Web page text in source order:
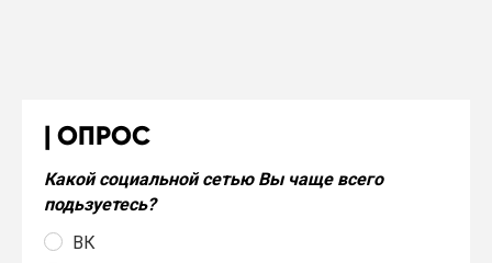
ОПРОС
Какой социальной сетью Вы чаще всего
подьзуетесь?
ВК